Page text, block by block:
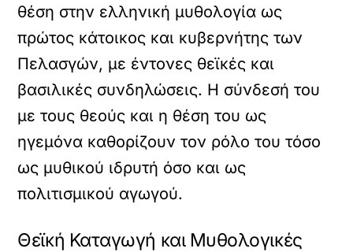
θέση στην ελληνική μυθολογία ως
πρώτος κάτοικος και κυβερνήτης των
Πελασγών, με έντονες θεϊκές και
βασιλικές συνδηλώσεις. Η σύνδεσή του
με τους θεούς και η θέση του ως
ηγεμόνα καθορίζουν τον ρόλο του τόσο
ως μυθικού ιδρυτή όσο και ως
πολιτισμικού αγωγού.
Θεϊκή Καταγωγή και Μυθολογικές